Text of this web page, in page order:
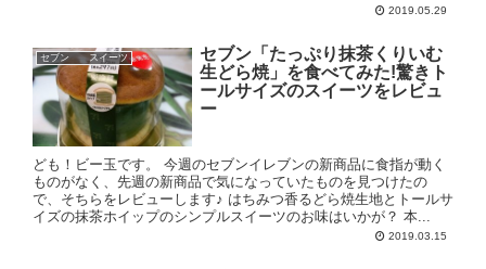
2019.05.29
セブン スイーツ
セブン「たっぷり抹茶くりいむ
生どら焼」を食べてみた!驚きト
ールサイズのスイーツをレビュ
ー
ども！ビー玉です。 今週のセブンイレブンの新商品に食指が動く
ものがなく、先週の新商品で気になっていたものを見つけたの
で、そちらをレビューします♪ はちみつ香るどら焼生地とトールサ
イズの抹茶ホイップのシンプルスイーツのお味はいかが？ 本...
2019.03.15